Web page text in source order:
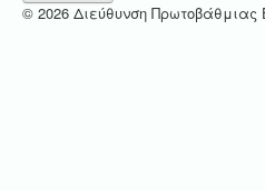
© 2026 Διεύθυνση Πρωτοβάθμιας